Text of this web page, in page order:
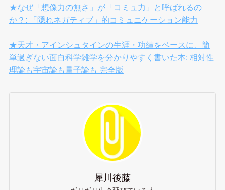
★なぜ「想像力の無さ」が「コミュ力」と呼ばれるの
か？: 「隠れネガティブ」的コミュニケーション能力
★天才・アインシュタインの生涯・功績をベースに、簡
単過ぎない面白科学雑学を分かりやすく書いた本: 相対性
理論も宇宙論も量子論も 完全版